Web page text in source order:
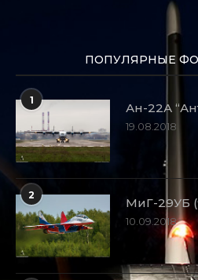
ПОПУЛЯРНЫЕ
1
Ан-22А
19.08.2018
2
МиГ-29УБ
10.09.2018